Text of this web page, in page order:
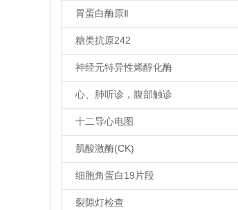
胃蛋白酶原Ⅱ
糖类抗原242
神经元特异性烯醇化酶
心、肺听诊，腹部触诊
十二导心电图
肌酸激酶(CK)
细胞角蛋白19片段
裂隙灯检查